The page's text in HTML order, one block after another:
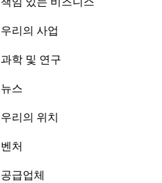
우리의 사업
과학 및 연구
뉴스
우리의 위치
벤처
공급업체